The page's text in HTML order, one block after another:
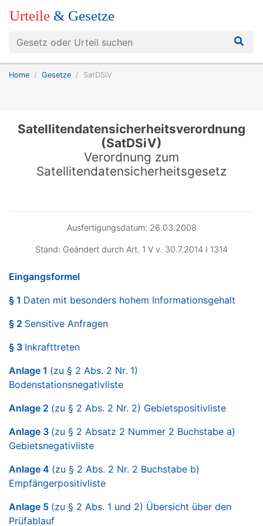
Urteile & Gesetze
Home Gesetze SatDSiV
Satellitendatensicherheitsverordnung
(SatDSiV)
Verordnung zum
Satellitendatensicherheitsgesetz
Ausfertigungsdatum: 26.03.2008
Stand: Geändert durch Art. 1 V v. 30.7.2014 I 1314
Eingangsformel
§ 1 Daten mit besonders hohem Informationsgehalt
§ 2 Sensitive Anfragen
§ 3 Inkrafttreten
Anlage 1 (zu § 2 Abs. 2 Nr. 1)
Bodenstationsnegativliste
Anlage 2 (zu § 2 Abs. 2 Nr. 2) Gebietspositivliste
Anlage 3 (zu § 2 Absatz 2 Nummer 2 Buchstabe a)
Gebietsnegativliste
Anlage 4 (zu § 2 Abs. 2 Nr. 2 Buchstabe b)
Empfängerpositivliste
Anlage 5 (zu § 2 Abs. 1 und 2) Übersicht über den
Prüfablauf